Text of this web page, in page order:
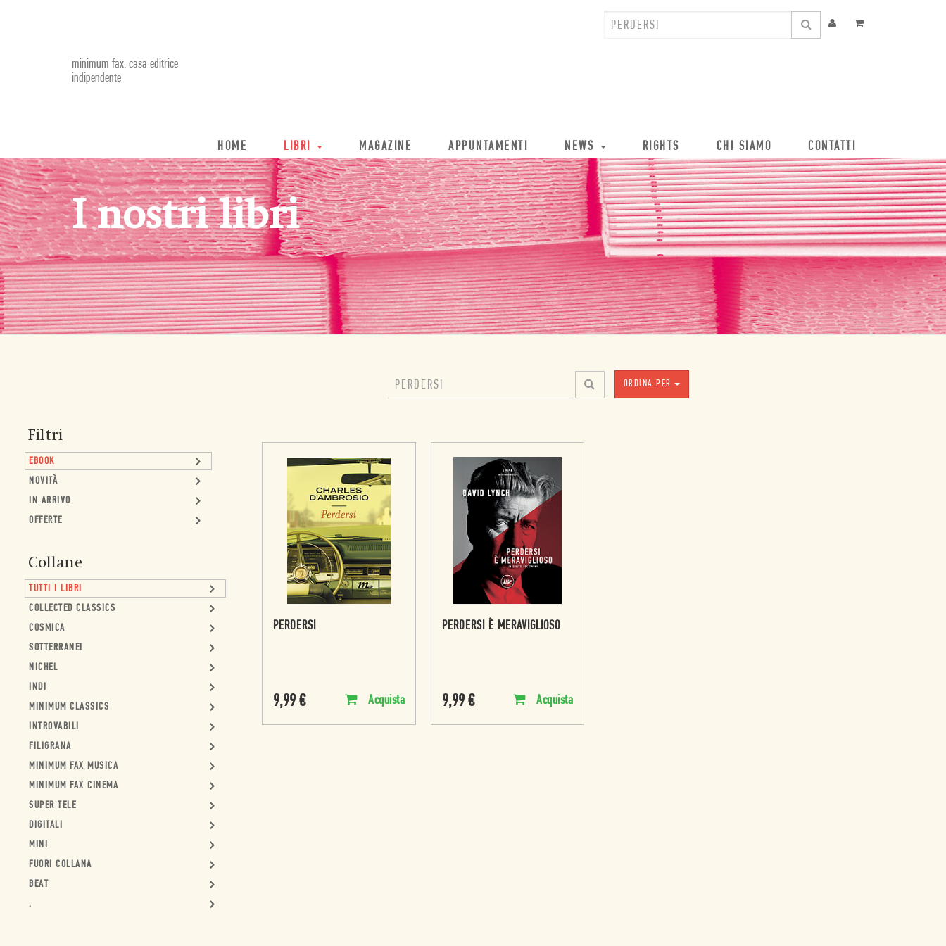
minimum fax: casa editrice
indipendente
HOME LIBRI MAGAZINE APPUNTAMENTI NEWS RIGHTS CHI SIAMO CONTATTI
I nostri libri
ORDINA PER
Filtri
EBOOK
NOVITÀ
IN ARRIVO
OFFERTE
Collane
TUTTI I LIBRI
COLLECTED CLASSICS
COSMICA
SOTTERRANEI
NICHEL
INDI
MINIMUM CLASSICS
INTROVABILI
FILIGRANA
MINIMUM FAX MUSICA
MINIMUM FAX CINEMA
SUPER TELE
DIGITALI
MINI
FUORI COLLANA
BEAT
.
PERDERSI
9,99 € Acquista
PERDERSI È MERAVIGLIOSO
9,99 € Acquista